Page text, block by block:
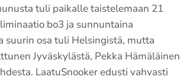
tuli paikalle taistelemaan 21
bo3 ja sunnuntaina
suurin osa tuli Helsingistä, mutta
Jyväskylästä, Pekka Hämäläinen
LaatuSnooker edusti vahvasti